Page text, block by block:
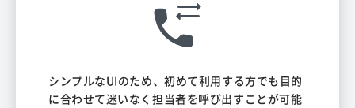
シンプルなUIのため、初めて利用する方でも目的
に合わせて迷いなく担当者を呼び出すことが可能